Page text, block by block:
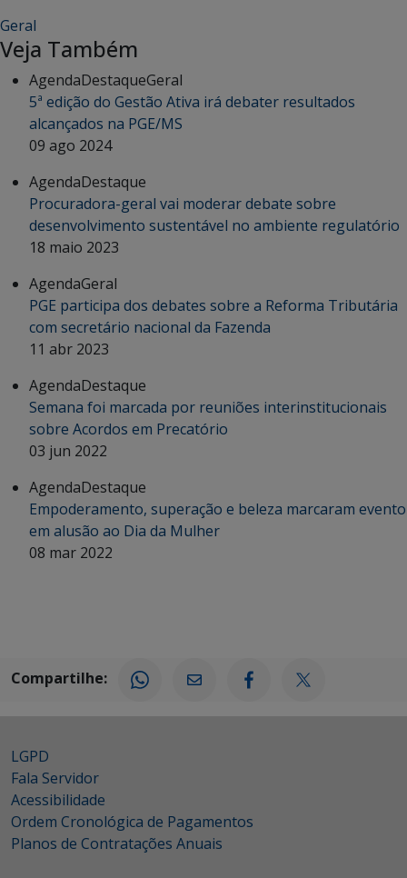
Geral
Veja Também
AgendaDestaqueGeral
5ª edição do Gestão Ativa irá debater resultados
alcançados na PGE/MS
09 ago 2024
AgendaDestaque
Procuradora-geral vai moderar debate sobre
desenvolvimento sustentável no ambiente regulatório
18 maio 2023
AgendaGeral
PGE participa dos debates sobre a Reforma Tributária
com secretário nacional da Fazenda
11 abr 2023
AgendaDestaque
Semana foi marcada por reuniões interinstitucionais
sobre Acordos em Precatório
03 jun 2022
AgendaDestaque
Empoderamento, superação e beleza marcaram evento
em alusão ao Dia da Mulher
08 mar 2022
Compartilhe:
LGPD
Fala Servidor
Acessibilidade
Ordem Cronológica de Pagamentos
Planos de Contratações Anuais